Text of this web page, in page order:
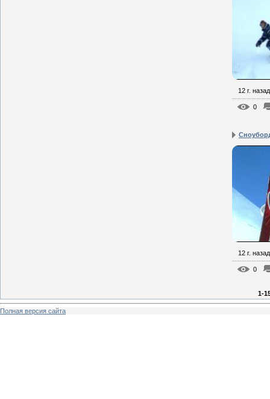
12 г. назад
0
12 г. назад
0
1-
Полная версия сайта